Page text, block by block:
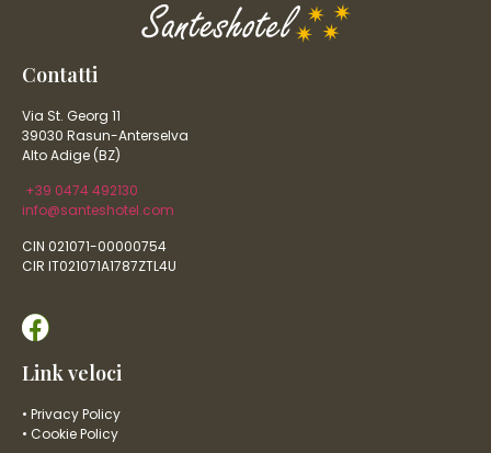
Contatti
Via St. Georg 11
39030 Rasun-Anterselva
Alto Adige (BZ)
+39 0474 492130
info@santeshotel.com
CIN 021071-00000754
CIR IT021071A1787ZTL4U
Link veloci
• Privacy Policy
• Cookie Policy